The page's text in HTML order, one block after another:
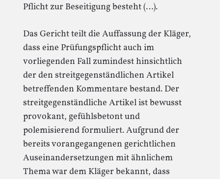
Pflicht zur Beseitigung besteht (…).
Das Gericht teilt die Auffassung der Kläger,
dass eine Prüfungspflicht auch im
vorliegenden Fall zumindest hinsichtlich
der den streitgegenständlichen Artikel
betreffenden Kommentare bestand. Der
streitgegenständliche Artikel ist bewusst
provokant, gefühlsbetont und
polemisierend formuliert. Aufgrund der
bereits vorangegangenen gerichtlichen
Auseinandersetzungen mit ähnlichem
Thema war dem Kläger bekannt, dass